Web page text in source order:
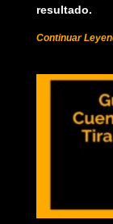
resultado.
Continuar